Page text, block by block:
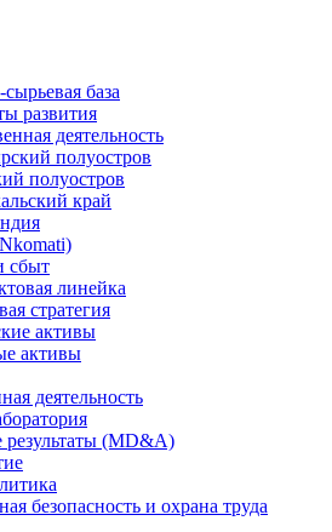
база
развития
деятельность
полуостров
полуостров
край
сбыт
линейка
стратегия
активы
активы
деятельность
(MD&A)
безопасность и охрана труда